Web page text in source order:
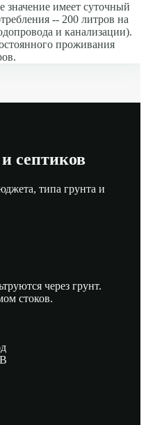
значение имеет суточный
-- 200 литров на
и канализации).
проживания
септиков
типа грунта и
через грунт.
стоков.